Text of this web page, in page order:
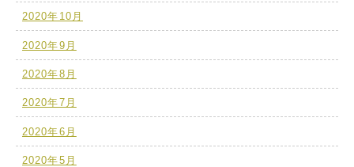
2020年10月
2020年9月
2020年8月
2020年7月
2020年6月
2020年5月